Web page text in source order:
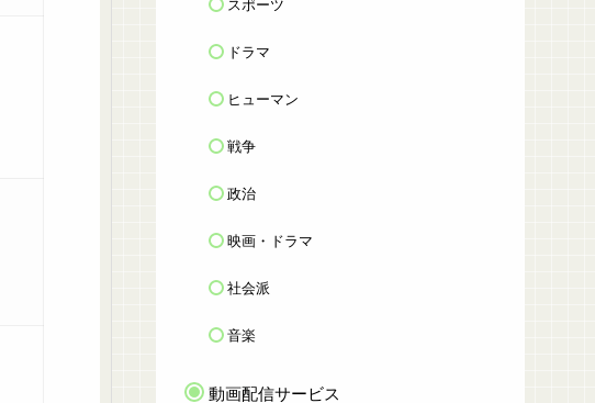
スポーツ
ドラマ
ヒューマン
戦争
政治
映画・ドラマ
社会派
音楽
動画配信サービス